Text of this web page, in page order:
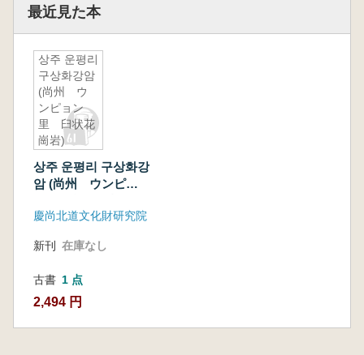
最近見た本
상주 운평리
구상화강암
(尚州 ウ
ンピョン
里 臼状花
崗岩)
상주 운평리 구상화강
암 (尚州 ウンピョ
岩)
慶尚北道文化財研究院
新刊 在庫なし
古書 1 点
2,494 円